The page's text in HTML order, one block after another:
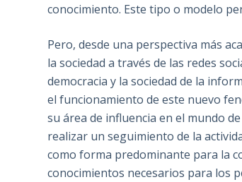
conocimiento. Este tipo o modelo
Pero, desde una perspectiva más
la sociedad a través de las redes
democracia y la sociedad de la
el funcionamiento de este nuevo
su área de influencia en el mundo
realizar un seguimiento de la
como forma predominante para la
conocimientos necesarios para los